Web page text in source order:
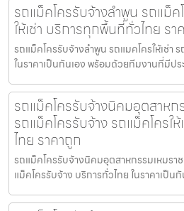
รถแม็คโครรับจ้างลำพูน รถแม็ค
ให้เช่า บริการทุกพื้นที่ทั่วไทย รา
รถแม็คโครรับจ้างลำพูน รถแมคโครให้เช่า
ในราคาเป็นกันเอง พร้อมด้วยทีมงานที่มีป
รถแม็คโครรับจ้างนิคมอุตสาหก
รถแม็คโครรับจ้าง รถแม็คโครใ
ไทย ราคาถูก
รถแม็คโครรับจ้างนิคมอุตสาหกรรมเหมรา
แม็คโครรับจ้าง บริการทั่วไทย ในราคาเป็น